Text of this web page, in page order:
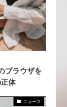
ブラウザを
体
ニュース